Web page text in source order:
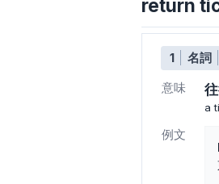
return
1 名詞
意味
a
例文